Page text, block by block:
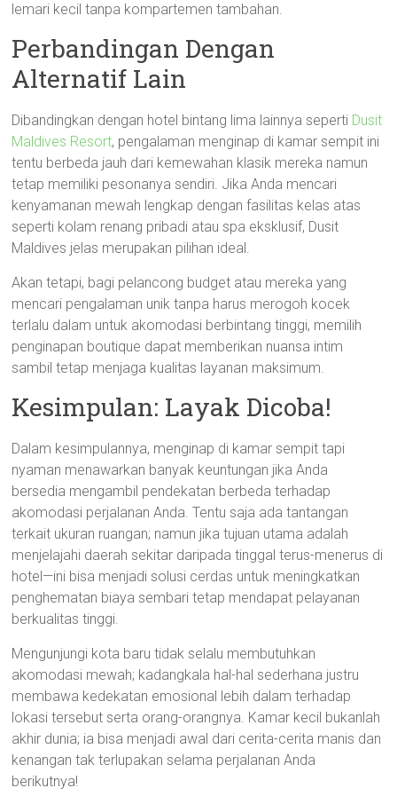
lemari kecil tanpa kompartemen tambahan.
Perbandingan Dengan
Alternatif Lain
Dibandingkan dengan hotel bintang lima lainnya seperti Dusit
Maldives Resort, pengalaman menginap di kamar sempit ini
tentu berbeda jauh dari kemewahan klasik mereka namun
tetap memiliki pesonanya sendiri. Jika Anda mencari
kenyamanan mewah lengkap dengan fasilitas kelas atas
seperti kolam renang pribadi atau spa eksklusif, Dusit
Maldives jelas merupakan pilihan ideal.
Akan tetapi, bagi pelancong budget atau mereka yang
mencari pengalaman unik tanpa harus merogoh kocek
terlalu dalam untuk akomodasi berbintang tinggi, memilih
penginapan boutique dapat memberikan nuansa intim
sambil tetap menjaga kualitas layanan maksimum.
Kesimpulan: Layak Dicoba!
Dalam kesimpulannya, menginap di kamar sempit tapi
nyaman menawarkan banyak keuntungan jika Anda
bersedia mengambil pendekatan berbeda terhadap
akomodasi perjalanan Anda. Tentu saja ada tantangan
terkait ukuran ruangan; namun jika tujuan utama adalah
menjelajahi daerah sekitar daripada tinggal terus-menerus di
hotel—ini bisa menjadi solusi cerdas untuk meningkatkan
penghematan biaya sembari tetap mendapat pelayanan
berkualitas tinggi.
Mengunjungi kota baru tidak selalu membutuhkan
akomodasi mewah; kadangkala hal-hal sederhana justru
membawa kedekatan emosional lebih dalam terhadap
lokasi tersebut serta orang-orangnya. Kamar kecil bukanlah
akhir dunia; ia bisa menjadi awal dari cerita-cerita manis dan
kenangan tak terlupakan selama perjalanan Anda
berikutnya!